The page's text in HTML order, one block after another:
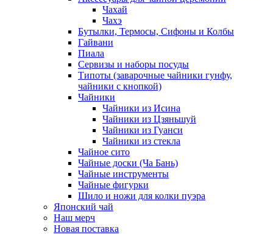
Чахай
Чахэ
Бутылки, Термосы, Сифоны и Колбы
Гайвани
Пиала
Сервизы и наборы посуды
Типоты (заварочные чайники гунфу,
чайники с кнопкой)
Чайники
Чайники из Исина
Чайники из Цзяньшуй
Чайники из Гуанси
Чайники из стекла
Чайное сито
Чайные доски (Ча Бань)
Чайные инструменты
Чайные фигурки
Шило и ножи для колки пуэра
Японский чай
Наш мерч
Новая поставка